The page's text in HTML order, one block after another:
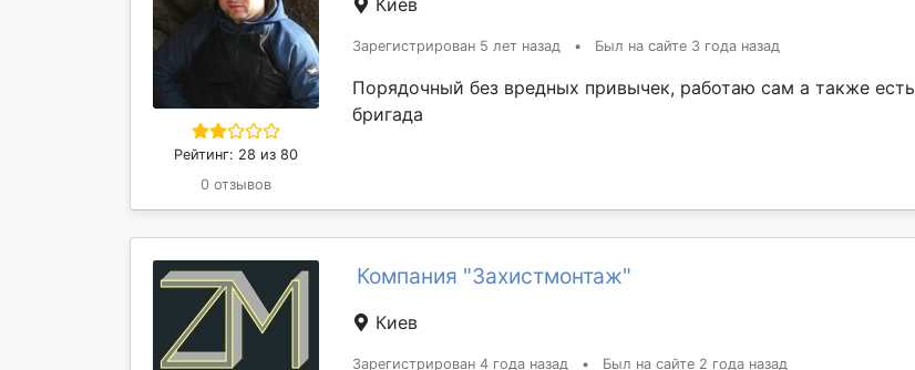
Рейтинг: 28 из 80
0 отзывов
Киев
Зарегистрирован 5 лет назад • Был на сайте 3 года назад
Порядочный без вредных привычек, работаю сам а также есть
бригада
Компания "Захистмонтаж"
Киев
Зарегистрирован 4 года назад • Был на сайте 2 года назад